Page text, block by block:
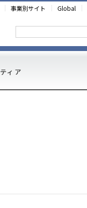
事業別サイト Global
ィア